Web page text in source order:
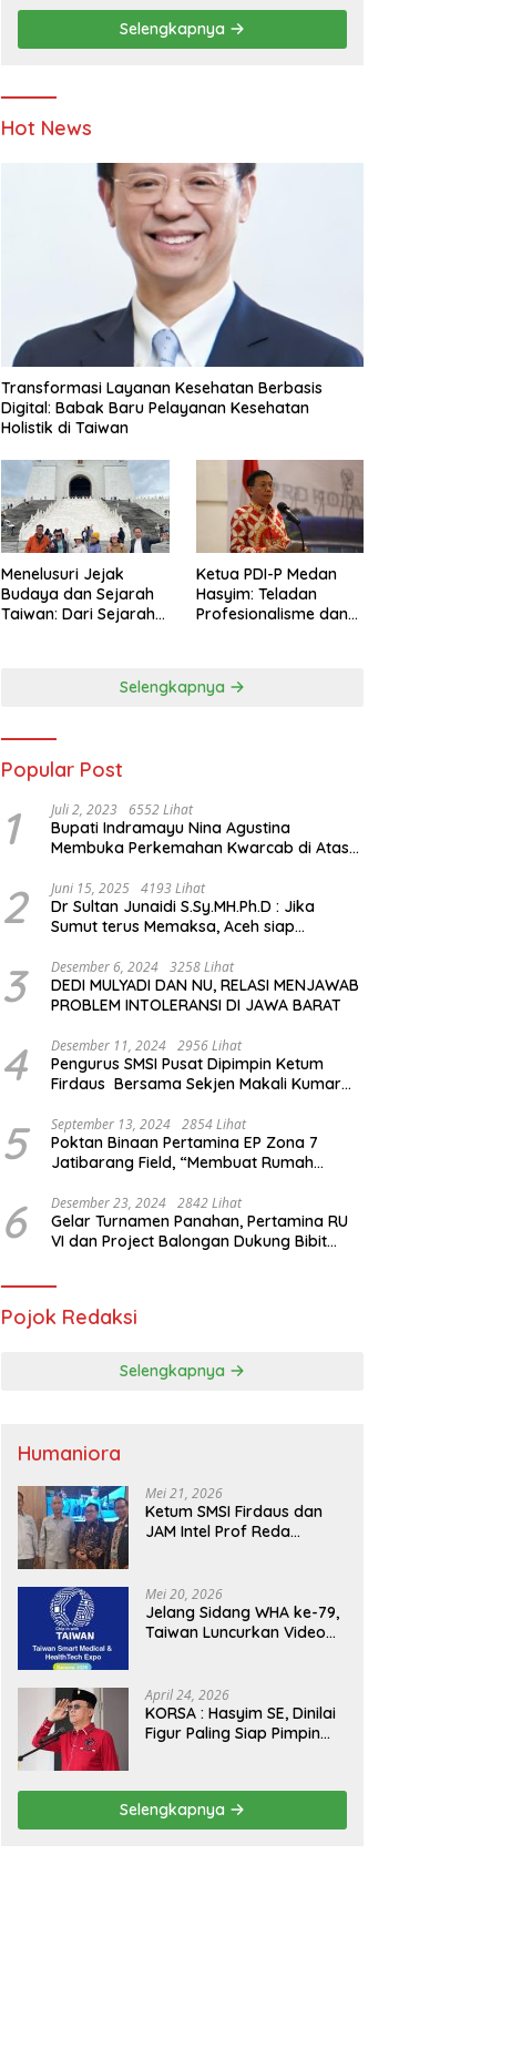
Berbagi Bersama
Penyandang Disabilitas
dan Yayasan Pendidikan
Selengkapnya
Hot News
Transformasi Layanan Kesehatan Berbasis
Digital: Babak Baru Pelayanan Kesehatan
Holistik di Taiwan
Menelusuri Jejak
Budaya dan Sejarah
Taiwan: Dari Sejarah
Sejarah Chiang Kai-
Ketua PDI-P Medan
Hasyim: Teladan
Profesionalisme dan
Selengkapnya
Popular Post
1 Juli 2, 2023 6552 Lihat
Bupati Indramayu Nina Agustina
Membuka Perkemahan Kwarcab di Atas
2 Juni 15, 2025 4193 Lihat
Dr Sultan Junaidi S.Sy.MH.Ph.D : Jika
Sumut terus Memaksa, Aceh siap
Internasional
3 Desember 6, 2024 3258 Lihat
DEDI MULYADI DAN NU, RELASI MENJAWAB
PROBLEM INTOLERANSI DI JAWA BARAT
4 Desember 11, 2024 2956 Lihat
Pengurus SMSI Pusat Dipimpin Ketum
Firdaus Bersama Sekjen Makali Kumar
Yusuf
5 September 13, 2024 2854 Lihat
Poktan Binaan Pertamina EP Zona 7
Jatibarang Field, “Membuat Rumah
Tikus
6 Desember 23, 2024 2842 Lihat
Gelar Turnamen Panahan, Pertamina RU
VI dan Project Balongan Dukung Bibit
Pojok Redaksi
Selengkapnya
Humaniora
Mei 21, 2026
Ketum SMSI Firdaus dan
JAM Intel Prof Reda
SMSI Sukseskan Jaga
Desa dan Jaga Dapur
MBG, Perkuat Pengawasan
Mei 20, 2026
Jelang Sidang WHA ke-79,
Taiwan Luncurkan Video
Inovasi Kesehatan Global
April 24, 2026
KORSA : Hasyim SE, Dinilai
Figur Paling Siap Pimpin
Selengkapnya